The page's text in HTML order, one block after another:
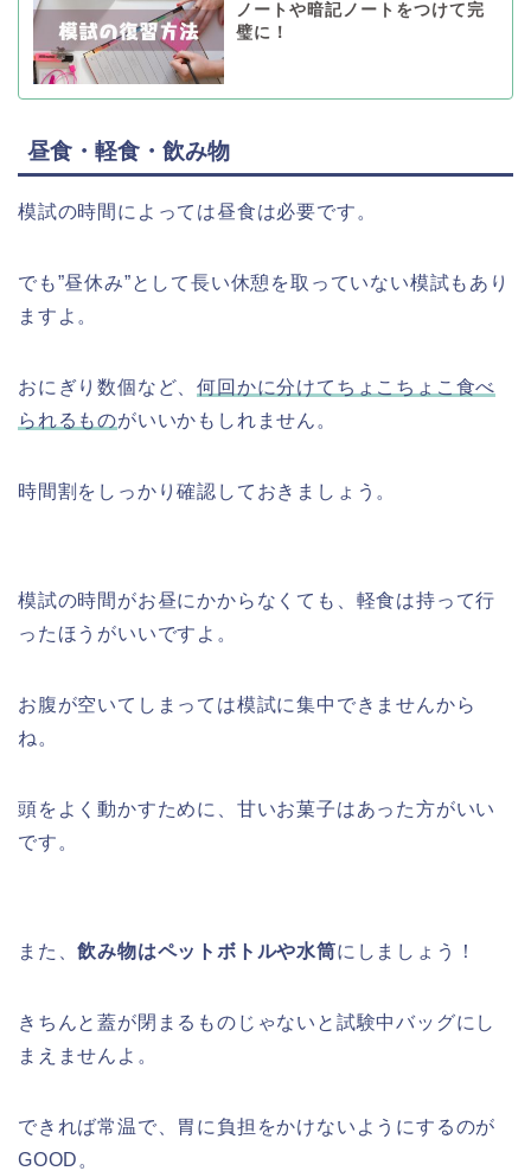
ノートや暗記ノートをつけて完
璧に！
昼食・軽食・飲み物
模試の時間によっては昼食は必要です。
でも”昼休み”として長い休憩を取っていない模試もあり
ますよ。
おにぎり数個など、何回かに分けてちょこちょこ食べ
られるものがいいかもしれません。
時間割をしっかり確認しておきましょう。
模試の時間がお昼にかからなくても、軽食は持って行
ったほうがいいですよ。
お腹が空いてしまっては模試に集中できませんから
ね。
頭をよく動かすために、甘いお菓子はあった方がいい
です。
また、飲み物はペットボトルや水筒にしましょう！
きちんと蓋が閉まるものじゃないと試験中バッグにし
まえませんよ。
できれば常温で、胃に負担をかけないようにするのが
GOOD。